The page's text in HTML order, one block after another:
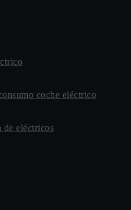
coche eléctrico
de eléctricos